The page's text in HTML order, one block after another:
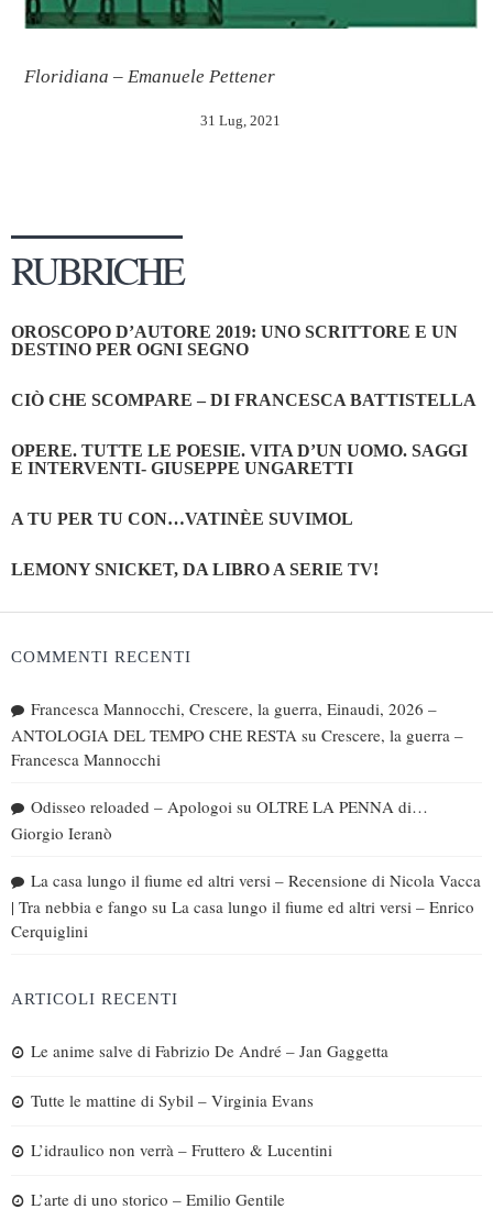
Floridiana – Emanuele Pettener
31 Lug, 2021
RUBRICHE
OROSCOPO D’AUTORE 2019: UNO SCRITTORE E UN
DESTINO PER OGNI SEGNO
CIÒ CHE SCOMPARE – DI FRANCESCA BATTISTELLA
OPERE. TUTTE LE POESIE. VITA D’UN UOMO. SAGGI
E INTERVENTI- GIUSEPPE UNGARETTI
A TU PER TU CON…VATINÈE SUVIMOL
LEMONY SNICKET, DA LIBRO A SERIE TV!
COMMENTI RECENTI
Francesca Mannocchi, Crescere, la guerra, Einaudi, 2026 –
ANTOLOGIA DEL TEMPO CHE RESTA su Crescere, la guerra –
Francesca Mannocchi
Odisseo reloaded – Apologoi su OLTRE LA PENNA di…
Giorgio Ieranò
La casa lungo il fiume ed altri versi – Recensione di Nicola Vacca
| Tra nebbia e fango su La casa lungo il fiume ed altri versi – Enrico
Cerquiglini
ARTICOLI RECENTI
Le anime salve di Fabrizio De André – Jan Gaggetta
Tutte le mattine di Sybil – Virginia Evans
L’idraulico non verrà – Fruttero & Lucentini
L’arte di uno storico – Emilio Gentile